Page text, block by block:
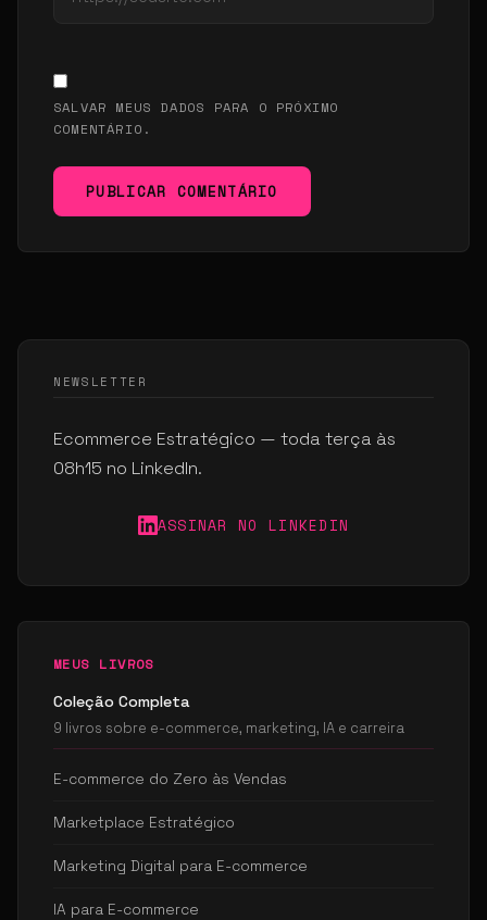
SALVAR MEUS DADOS PARA O PRÓXIMO
COMENTÁRIO.
PUBLICAR COMENTÁRIO
NEWSLETTER
Ecommerce Estratégico — toda terça às
08h15 no LinkedIn.
ASSINAR NO LINKEDIN
MEUS LIVROS
Coleção Completa
9 livros sobre e-commerce, marketing, IA e carreira
E-commerce do Zero às Vendas
Marketplace Estratégico
Marketing Digital para E-commerce
IA para E-commerce